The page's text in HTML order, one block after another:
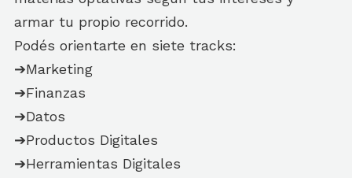
armar tu propio recorrido.
Podés orientarte en siete tracks:
➔Marketing
➔Finanzas
➔Datos
➔Productos Digitales
➔Herramientas Digitales